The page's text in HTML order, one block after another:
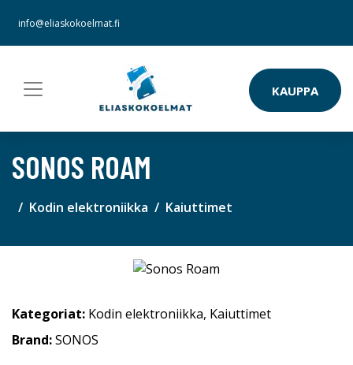
info@eliaskokoelmat.fi
KAUPPA
SONOS ROAM
Kodin elektroniikka Kaiuttimet
Kategoriat: Kodin elektroniikka, Kaiuttimet
Brand:SONOS